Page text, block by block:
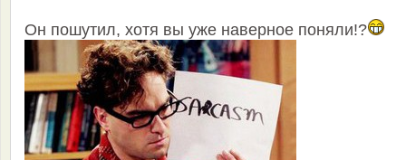
Он пошутил, хотя вы уже наверное поняли!?